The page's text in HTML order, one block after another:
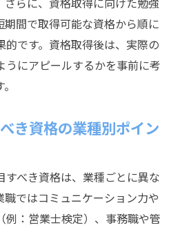
期間で取得可能な資格から順に
的です。資格取得後は、実際の
うにアピールするかを事前に考
き資格の業種別ポイン
べき資格は、業種ごとに異な
職ではコミュニケーション力や
例：営業士検定）、事務職や管